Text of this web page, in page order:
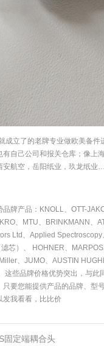
成立了的老牌专业做欧美备
自己公司和报关仓库；像上
安航空，岳阳纸业，玖龙纸业
品牌产品：KNOLL、OTT-
、MTU、BRINKMANN、
Ltd、Applied
芯）、 HOHNER、
、JUMO、AUSTIN
这些品牌价格优势突出，与
只要您能提供产品的品牌、型
发我看看，比比价
固定端耦合头